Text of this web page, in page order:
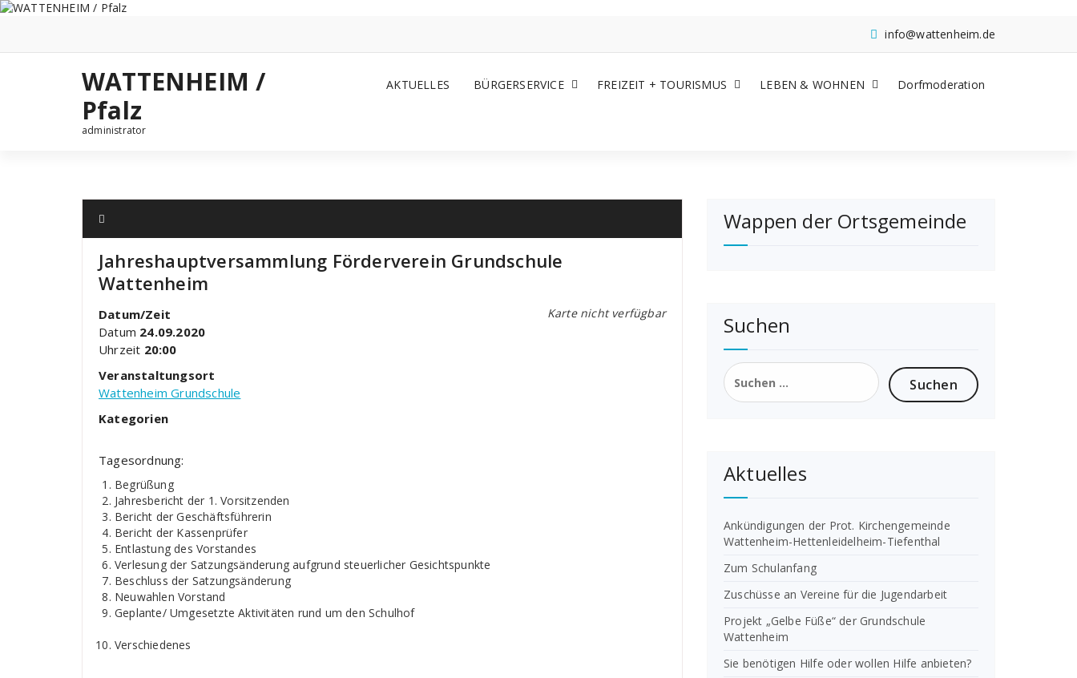
Zum
info@wattenheim.de
WATTENHEIM /
Pfalz
administrator
AKTUELLES BÜRGERSERVICE FREIZEIT + TOURISMUS LEBEN & WOHNEN Dorfmoderation
Jahreshauptversammlung Förderverein Grundschule
Wattenheim
Karte nicht verfügbar
Datum/Zeit
Datum 24.09.2020
Uhrzeit 20:00
Veranstaltungsort
Wattenheim Grundschule
Kategorien
Tagesordnung:
Begrüßung
Jahresbericht der 1. Vorsitzenden
Bericht der Geschäftsführerin
Bericht der Kassenprüfer
Entlastung des Vorstandes
Verlesung der Satzungsänderung aufgrund steuerlicher Gesichtspunkte
Beschluss der Satzungsänderung
Neuwahlen Vorstand
Geplante/ Umgesetzte Aktivitäten rund um den Schulhof
Verschiedenes
Wappen der Ortsgemeinde
Suchen
Suchen
nach:
Aktuelles
Ankündigungen der Prot. Kirchengemeinde
Wattenheim-Hettenleidelheim-Tiefenthal
Zum Schulanfang
Zuschüsse an Vereine für die Jugendarbeit
Projekt „Gelbe Füße“ der Grundschule
Wattenheim
Sie benötigen Hilfe oder wollen Hilfe anbieten?